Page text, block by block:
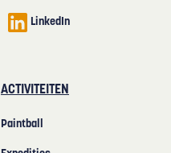
LinkedIn
ACTIVITEITEN
Paintball